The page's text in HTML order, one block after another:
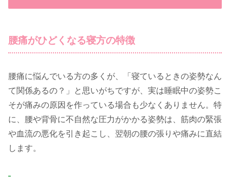
腰痛がひどくなる寝方の特徴
腰痛に悩んでいる方の多くが、「寝ているときの姿勢なん
て関係あるの？」と思いがちですが、実は睡眠中の姿勢こ
そが痛みの原因を作っている場合も少なくありません。特
に、腰や背骨に不自然な圧力がかかる姿勢は、筋肉の緊張
や血流の悪化を引き起こし、翌朝の腰の張りや痛みに直結
します。